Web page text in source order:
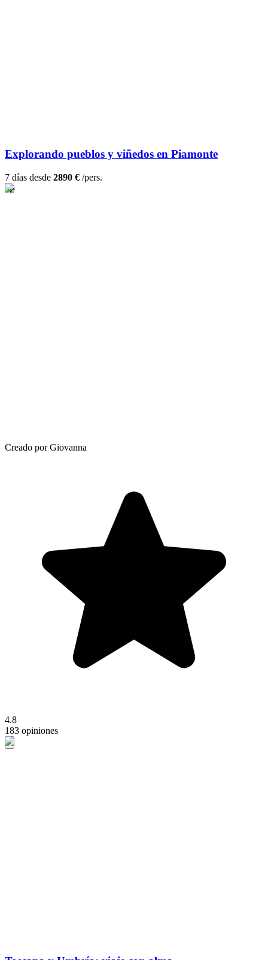
Explorando pueblos y viñedos en Piamonte
7 días desde 2890 € /pers.
Creado por Giovanna
4.8
183 opiniones